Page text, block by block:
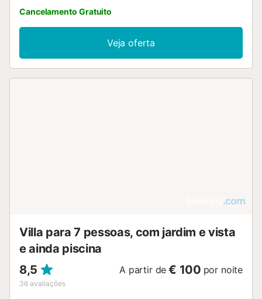
Cancelamento Gratuito
Veja oferta
Villa para 7 pessoas, com jardim e vista
e ainda piscina
8,5
36 avaliações
A partir de € 100 por noite